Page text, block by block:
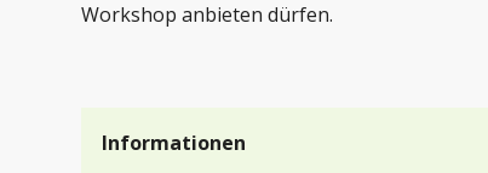
Workshop anbieten dürfen.
Informationen